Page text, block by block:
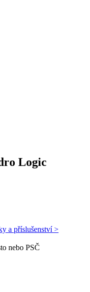
Logic
a příslušenství >
nebo PSČ